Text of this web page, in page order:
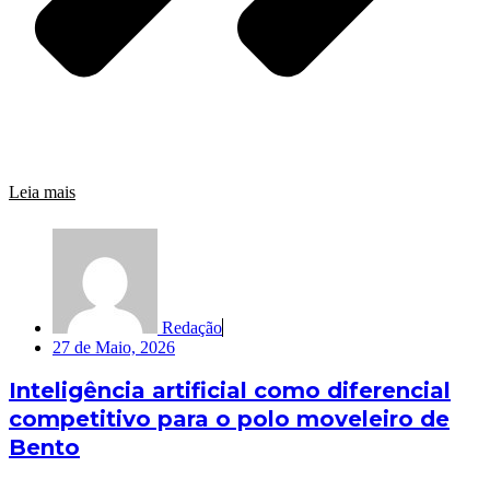
Leia mais
Redação
27 de Maio, 2026
Inteligência artificial como diferencial
competitivo para o polo moveleiro de
Bento